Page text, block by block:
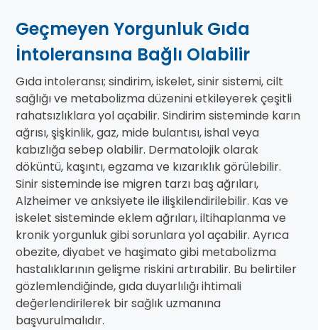
Geçmeyen Yorgunluk Gıda
İntoleransına Bağlı Olabilir
Gıda intoleransı; sindirim, iskelet, sinir sistemi, cilt
sağlığı ve metabolizma düzenini etkileyerek çeşitli
rahatsızlıklara yol açabilir. Sindirim sisteminde karın
ağrısı, şişkinlik, gaz, mide bulantısı, ishal veya
kabızlığa sebep olabilir. Dermatolojik olarak
döküntü, kaşıntı, egzama ve kızarıklık görülebilir.
Sinir sisteminde ise migren tarzı baş ağrıları,
Alzheimer ve anksiyete ile ilişkilendirilebilir. Kas ve
iskelet sisteminde eklem ağrıları, iltihaplanma ve
kronik yorgunluk gibi sorunlara yol açabilir. Ayrıca
obezite, diyabet ve haşimato gibi metabolizma
hastalıklarının gelişme riskini artırabilir. Bu belirtiler
gözlemlendiğinde, gıda duyarlılığı ihtimali
değerlendirilerek bir sağlık uzmanına
başvurulmalıdır.